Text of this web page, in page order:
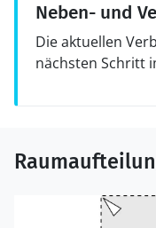
Neben- und
Die aktuellen
nächsten Schritt